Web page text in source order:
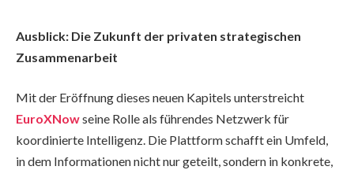
Ausblick: Die Zukunft der privaten strategischen
Zusammenarbeit
Mit der Eröffnung dieses neuen Kapitels unterstreicht
EuroXNowseine Rolle als führendes Netzwerk für
koordinierte Intelligenz. Die Plattform schafft ein Umfeld,
in dem Informationen nicht nur geteilt, sondern in konkrete,